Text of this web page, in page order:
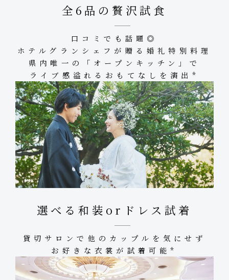
全6品の贅沢試食
口コミでも話題◎
ホテルグランシェフが贈る婚礼特別料理
県内唯一の「オープンキッチン」で
ライブ感溢れるおもてなしを演出*
選べる和装orドレス試着
貸切サロンで他のカップルを気にせず
お好きな衣裳が試着可能*